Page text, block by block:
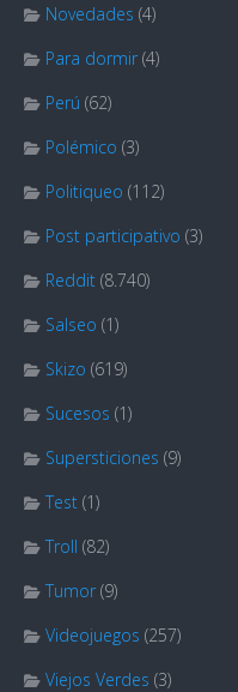
Novedades (4)
Para dormir (4)
Perú (62)
Polémico (3)
Politiqueo (112)
Post participativo (3)
Reddit (8.740)
Salseo (1)
Skizo (619)
Sucesos (1)
Supersticiones (9)
Test (1)
Troll (82)
Tumor (9)
Videojuegos (257)
Viejos Verdes (3)